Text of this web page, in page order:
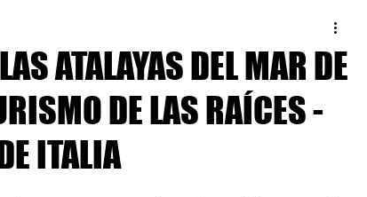
HONDURAS MESSICO NICARAGUA
REPUBBLICA DOMINICANA
ATALAYAS DEL MAR DE
DE LAS RAÍCES -
ITALIA